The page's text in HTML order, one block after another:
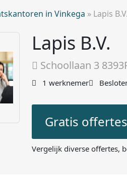
in Vinkega » Lapis B.V.
Lapis B.V.
Schoollaan 3
1 werknemer
Gratis
Vergelijk diverse offertes,